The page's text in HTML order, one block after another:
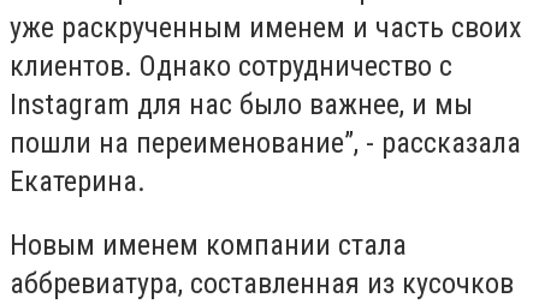
уже раскрученным именем и часть своих
клиентов. Однако сотрудничество с
Instagram для нас было важнее, и мы
пошли на переименование”, - рассказала
Екатерина.
Новым именем компании стала
аббревиатура, составленная из кусочков